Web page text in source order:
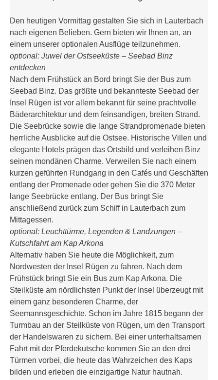
Den heutigen Vormittag gestalten Sie sich in Lauterbach
nach eigenen Belieben. Gern bieten wir Ihnen an, an
einem unserer optionalen Ausflüge teilzunehmen.
optional: Juwel der Ostseeküste – Seebad Binz
entdecken
Nach dem Frühstück an Bord bringt Sie der Bus zum
Seebad Binz. Das größte und bekannteste Seebad der
Insel Rügen ist vor allem bekannt für seine prachtvolle
Bäderarchitektur und dem feinsandigen, breiten Strand.
Die Seebrücke sowie die lange Strandpromenade bieten
herrliche Ausblicke auf die Ostsee. Historische Villen und
elegante Hotels prägen das Ortsbild und verleihen Binz
seinen mondänen Charme. Verweilen Sie nach einem
kurzen geführten Rundgang in den Cafés und Geschäften
entlang der Promenade oder gehen Sie die 370 Meter
lange Seebrücke entlang. Der Bus bringt Sie
anschließend zurück zum Schiff in Lauterbach zum
Mittagessen.
optional: Leuchttürme, Legenden & Landzungen –
Kutschfahrt am Kap Arkona
Alternativ haben Sie heute die Möglichkeit, zum
Nordwesten der Insel Rügen zu fahren. Nach dem
Frühstück bringt Sie ein Bus zum Kap Arkona. Die
Steilküste am nördlichsten Punkt der Insel überzeugt mit
einem ganz besonderen Charme, der
Seemannsgeschichte. Schon im Jahre 1815 begann der
Turmbau an der Steilküste von Rügen, um den Transport
der Handelswaren zu sichern. Bei einer unterhaltsamen
Fahrt mit der Pferdekutsche kommen Sie an den drei
Türmen vorbei, die heute das Wahrzeichen des Kaps
bilden und erleben die einzigartige Natur hautnah.